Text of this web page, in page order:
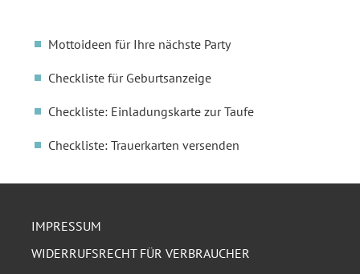
Mottoideen für Ihre nächste Party
Checkliste für Geburtsanzeige
Checkliste: Einladungskarte zur Taufe
Checkliste: Trauerkarten versenden
IMPRESSUM
WIDERRUFSRECHT FÜR VERBRAUCHER